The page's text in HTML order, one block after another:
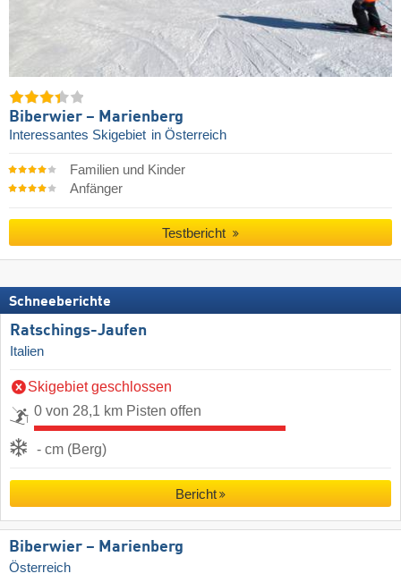
Biberwier – Marienberg
Interessantes Skigebiet in Österreich
Familien und Kinder
Anfänger
Testbericht
Schneeberichte
Ratschings-Jaufen
Italien
Skigebiet geschlossen
0 von 28,1 km Pisten offen
- cm (Berg)
Bericht
Biberwier – Marienberg
Österreich